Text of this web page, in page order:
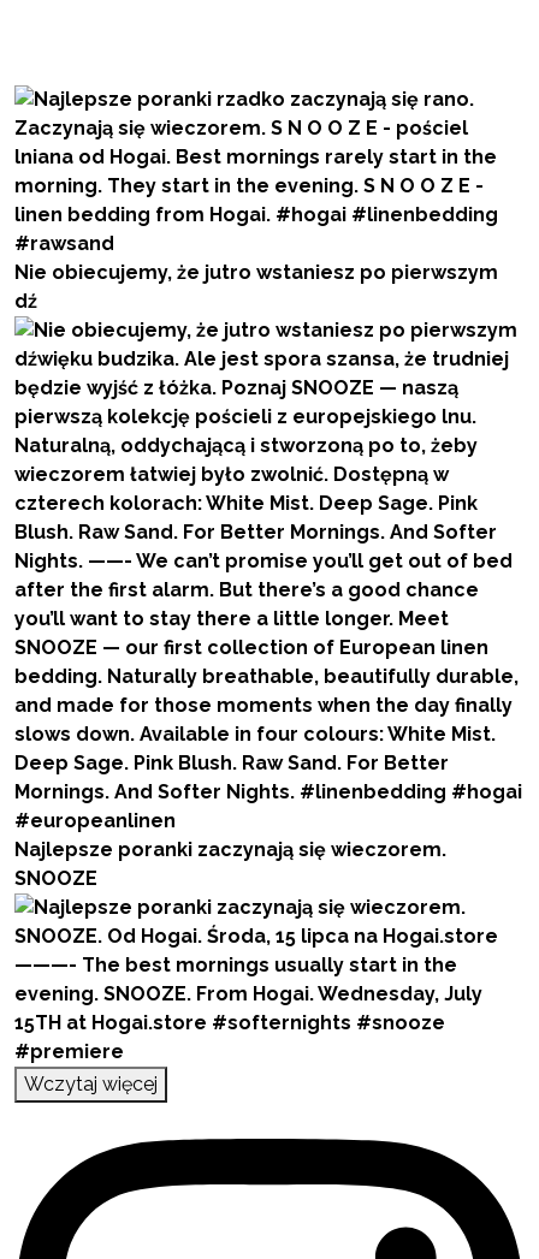
Nie obiecujemy, że jutro wstaniesz po pierwszym
dź
Najlepsze poranki zaczynają się wieczorem.
SNOOZE
Wczytaj więcej